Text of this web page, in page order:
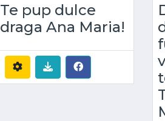
Te pup dulce
draga Ana Maria!